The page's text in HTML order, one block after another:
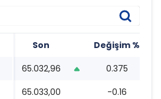
Son Değişim %
65.032,96 0.375
65.033,00 -0.16